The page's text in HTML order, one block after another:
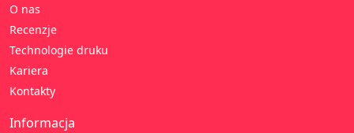
O nas
Recenzje
Technologie druku
Kariera
Kontakty
Informacja